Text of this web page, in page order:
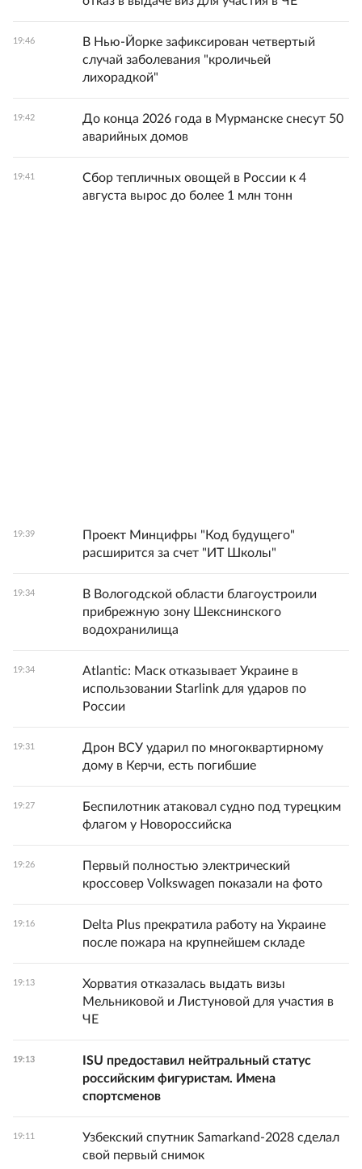
19:46
В Нью-Йорке зафиксирован четвертый
случай заболевания "кроличьей
лихорадкой"
19:42
До конца 2026 года в Мурманске снесут 50
аварийных домов
19:41
Сбор тепличных овощей в России к 4
августа вырос до более 1 млн тонн
19:39
Проект Минцифры "Код будущего"
расширится за счет "ИТ Школы"
19:34
В Вологодской области благоустроили
прибрежную зону Шекснинского
водохранилища
19:34
Atlantic: Маск отказывает Украине в
использовании Starlink для ударов по
России
19:31
Дрон ВСУ ударил по многоквартирному
дому в Керчи, есть погибшие
19:27
Беспилотник атаковал судно под турецким
флагом у Новороссийска
19:26
Первый полностью электрический
кроссовер Volkswagen показали на фото
19:16
Delta Plus прекратила работу на Украине
после пожара на крупнейшем складе
19:13
Хорватия отказалась выдать визы
Мельниковой и Листуновой для участия в
ЧЕ
19:13
ISU предоставил нейтральный статус
российским фигуристам. Имена
спортсменов
19:11
Узбекский спутник Samarkand-2028 сделал
свой первый снимок